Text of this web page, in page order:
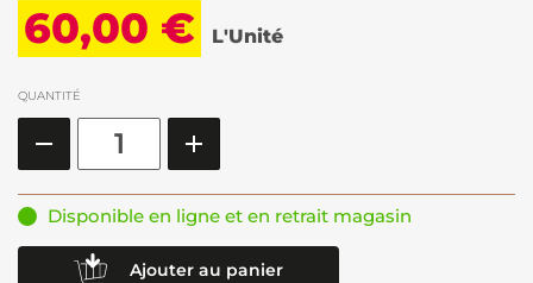
60,00 € L'Unité
QUANTITÉ
Disponible en ligne et en retrait magasin
Ajouter au panier